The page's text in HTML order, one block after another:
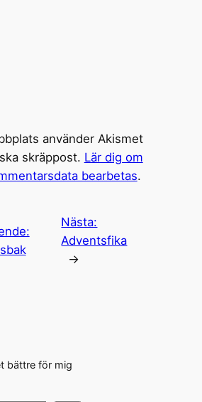
använder Akismet
skräppost. Lär dig om
bearbetas.
Nästa:
Adventsfika
→
bättre för mig